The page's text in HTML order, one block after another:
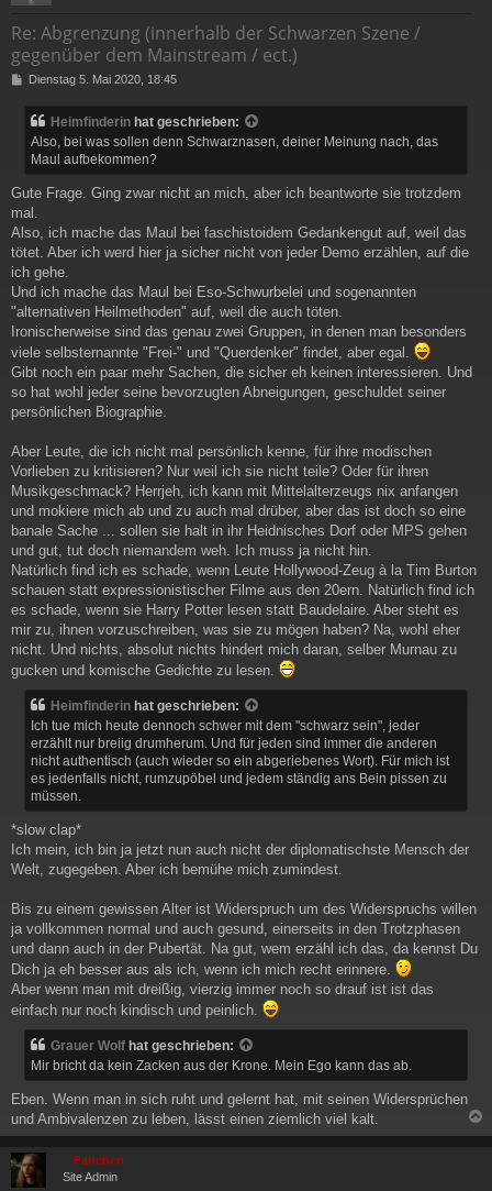
Re: Abgrenzung (innerhalb der Schwarzen Szene /
gegenüber dem Mainstream / ect.)
BDienstag 5. Mai 2020, 18:45
Heimfinderin hat geschrieben:
Also, bei was sollen denn Schwarznasen, deiner Meinung nach, das
Maul aufbekommen?
Gute Frage. Ging zwar nicht an mich, aber ich beantworte sie trotzdem
mal.
Also, ich mache das Maul bei faschistoidem Gedankengut auf, weil das
tötet. Aber ich werd hier ja sicher nicht von jeder Demo erzählen, auf die
ich gehe.
Und ich mache das Maul bei Eso-Schwurbelei und sogenannten
"alternativen Heilmethoden" auf, weil die auch töten.
Ironischerweise sind das genau zwei Gruppen, in denen man besonders
viele selbsternannte "Frei-" und "Querdenker" findet, aber egal.
Gibt noch ein paar mehr Sachen, die sicher eh keinen interessieren. Und
so hat wohl jeder seine bevorzugten Abneigungen, geschuldet seiner
persönlichen Biographie.
Aber Leute, die ich nicht mal persönlich kenne, für ihre modischen
Vorlieben zu kritisieren? Nur weil ich sie nicht teile? Oder für ihren
Musikgeschmack? Herrjeh, ich kann mit Mittelalterzeugs nix anfangen
und mokiere mich ab und zu auch mal drüber, aber das ist doch so eine
banale Sache ... sollen sie halt in ihr Heidnisches Dorf oder MPS gehen
und gut, tut doch niemandem weh. Ich muss ja nicht hin.
Natürlich find ich es schade, wenn Leute Hollywood-Zeug à la Tim Burton
schauen statt expressionistischer Filme aus den 20ern. Natürlich find ich
es schade, wenn sie Harry Potter lesen statt Baudelaire. Aber steht es
mir zu, ihnen vorzuschreiben, was sie zu mögen haben? Na, wohl eher
nicht. Und nichts, absolut nichts hindert mich daran, selber Murnau zu
gucken und komische Gedichte zu lesen.
Heimfinderin hat geschrieben:
Ich tue mich heute dennoch schwer mit dem "schwarz sein", jeder
erzählt nur breiig drumherum. Und für jeden sind immer die anderen
nicht authentisch (auch wieder so ein abgeriebenes Wort). Für mich ist
es jedenfalls nicht, rumzupöbel und jedem ständig ans Bein pissen zu
müssen.
*slow clap*
Ich mein, ich bin ja jetzt nun auch nicht der diplomatischste Mensch der
Welt, zugegeben. Aber ich bemühe mich zumindest.
Bis zu einem gewissen Alter ist Widerspruch um des Widerspruchs willen
ja vollkommen normal und auch gesund, einerseits in den Trotzphasen
und dann auch in der Pubertät. Na gut, wem erzähl ich das, da kennst Du
Dich ja eh besser aus als ich, wenn ich mich recht erinnere.
Aber wenn man mit dreißig, vierzig immer noch so drauf ist ist das
einfach nur noch kindisch und peinlich.
Grauer Wolf hat geschrieben:
Mir bricht da kein Zacken aus der Krone. Mein Ego kann das ab.
Eben. Wenn man in sich ruht und gelernt hat, mit seinen Widersprüchen
und Ambivalenzen zu leben, lässt einen ziemlich viel kalt.
a
Fanchen
Site Admin